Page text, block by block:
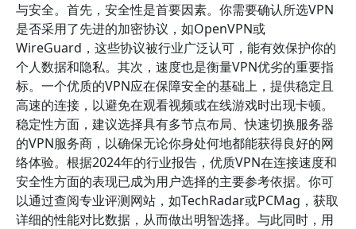
与安全。首先，安全性是首要因素。你需要确认所选VPN
是否采用了先进的加密协议，如OpenVPN或
WireGuard，这些协议被行业广泛认可，能有效保护你的
个人数据和隐私。其次，速度也是衡量VPN优劣的重要指
标。一个优质的VPN应在保障安全的基础上，提供稳定且
高速的连接，以避免在观看视频或在线游戏时出现卡顿。
稳定性方面，建议选择具有多节点布局、快速切换服务器
的VPN服务商，以确保无论你身处何地都能获得良好的网
络体验。根据2024年的行业报告，优质VPN在连接速度和
安全性方面的表现已成为用户选择的主要参考依据。你可
以通过查阅专业评测网站，如TechRadar或PCMag，获取
详细的性能对比数据，从而做出明智选择。与此同时，用